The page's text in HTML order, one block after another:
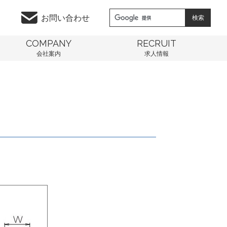
お問い合わせ
COMPANY
会社案内
RECRUIT
求人情報